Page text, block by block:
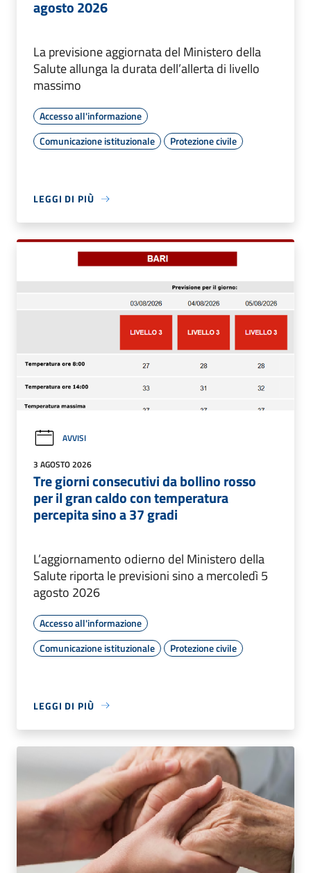
agosto 2026
La previsione aggiornata del Ministero della
Salute allunga la durata dell’allerta di livello
massimo
Accesso all'informazione
Comunicazione istituzionale
Protezione civile
LEGGI DI PIÙ
AVVISI
3 AGOSTO 2026
Tre giorni consecutivi da bollino rosso
per il gran caldo con temperatura
percepita sino a 37 gradi
L’aggiornamento odierno del Ministero della
Salute riporta le previsioni sino a mercoledì 5
agosto 2026
Accesso all'informazione
Comunicazione istituzionale
Protezione civile
LEGGI DI PIÙ